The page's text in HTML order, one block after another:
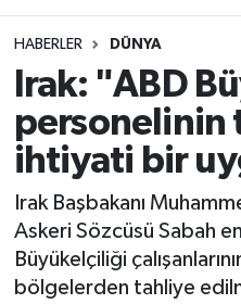
HABERLER DÜNYA
Irak: "ABD
personelinin
ihtiyati bir
Irak Başbakanı
Askeri Sözcüsü Sabah
Büyükelçiliği
bölgelerden tahliye
DÜNYA
EĞİTİM GENÇLİK
EKONOMİ
KÖŞE YAZILARI
KÜLTÜR-SANAT-
İstanbul Namaz
Trafik Durumu
Süper Lig Puan
Tüm Manşetler
Son Dakika Haberleri